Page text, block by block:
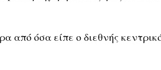
από όσα είπε ο διεθνής